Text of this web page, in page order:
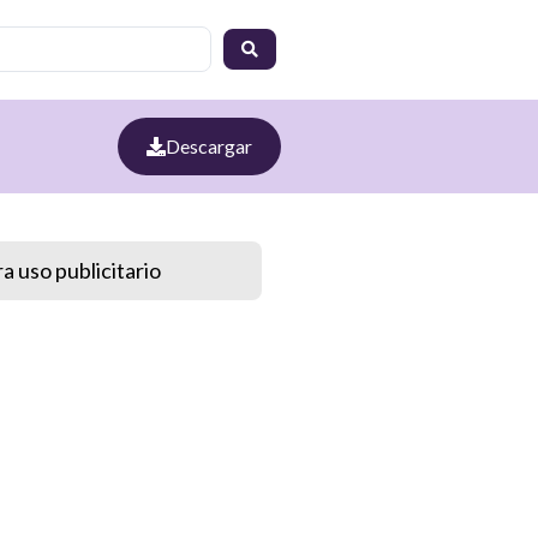
Descargar
uso publicitario